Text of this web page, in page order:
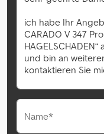
Name*